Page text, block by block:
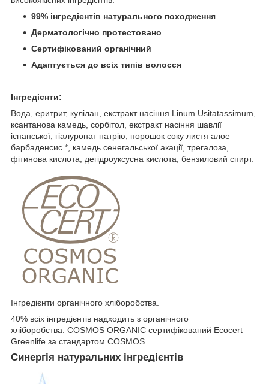
99% інгредієнтів натурального походження
Дерматологічно протестовано
Сертифікований органічний
Адаптується до всіх типів волосся
Інгредієнти:
Вода, еритрит, кулілан, екстракт насіння Linum Usitatassimum,
ксантанова камедь, сорбітол, екстракт насіння шавлії
іспанської, гіалуронат натрію, порошок соку листя алое
барбаденсис *, камедь сенегальської акації, трегалоза,
фітинова кислота, дегідроуксусна кислота, бензиловий спирт.
Інгредієнти органічного хліборобства.
40% всіх інгредієнтів надходить з органічного
хліборобства. COSMOS ORGANIC сертифікований Ecocert
Greenlife за стандартом COSMOS.
Синергія натуральних інгредієнтів